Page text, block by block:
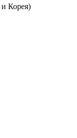
Корея)